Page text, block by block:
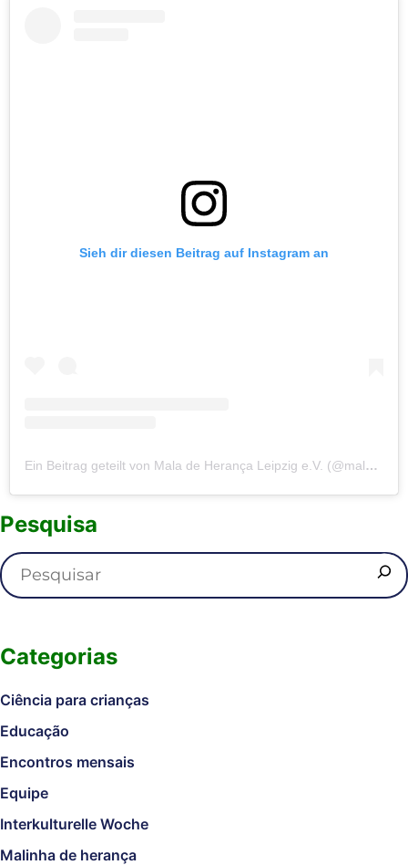
Sieh dir diesen Beitrag auf Instagram an
Ein Beitrag geteilt von Mala de Herança Leipzig e.V. (@maladeheranca_leipzig)
Pesquisa
Categorias
Ciência para crianças
Educação
Encontros mensais
Equipe
Interkulturelle Woche
Malinha de herança